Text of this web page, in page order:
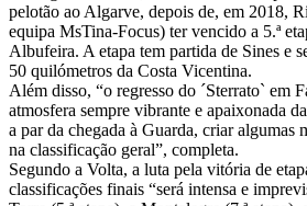
pelotão ao Algarve, depois de, em 2018,
equipa MsTina-Focus) ter vencido a 5.ª
Albufeira. A etapa tem partida de Sines e
50 quilómetros da Costa Vicentina.
Além disso, “o regresso do ´Sterrato` em
atmosfera sempre vibrante e apaixonada
a par da chegada à Guarda, criar algumas
na classificação geral”, completa.
Segundo a Volta, a luta pela vitória de
classificações finais “será intensa e